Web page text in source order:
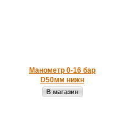
Манометр 0-16 бар
D50мм нижн
В магазин